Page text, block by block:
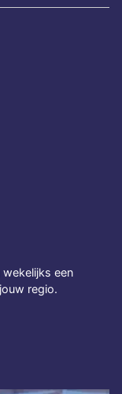
een
regio.